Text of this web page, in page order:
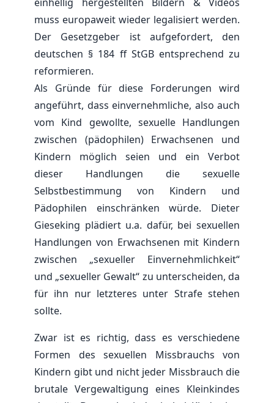
muss europaweit wieder legalisiert werden.
Der Gesetzgeber ist aufgefordert, den
deutschen § 184 ff StGB entsprechend zu
reformieren.
Als Gründe für diese Forderungen wird
angeführt, dass einvernehmliche, also auch
vom Kind gewollte, sexuelle Handlungen
zwischen (pädophilen) Erwachsenen und
Kindern möglich seien und ein Verbot
dieser Handlungen die sexuelle
Selbstbestimmung von Kindern und
Pädophilen einschränken würde. Dieter
Gieseking plädiert u.a. dafür, bei sexuellen
Handlungen von Erwachsenen mit Kindern
zwischen „sexueller Einvernehmlichkeit“
und „sexueller Gewalt“ zu unterscheiden, da
für ihn nur letzteres unter Strafe stehen
sollte.
Zwar ist es richtig, dass es verschiedene
Formen des sexuellen Missbrauchs von
Kindern gibt und nicht jeder Missbrauch die
brutale Vergewaltigung eines Kleinkindes